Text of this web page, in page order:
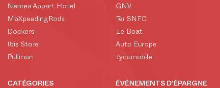
Nemea Appart Hotel
MaXpeedingRods
Dockers
Ibis Store
Pullman
GNV
Ter SNFC
Le Boat
Auto Europe
Lycamobile
CATÉGORIES ÉVÉNEMENTS D'ÉPARGNE